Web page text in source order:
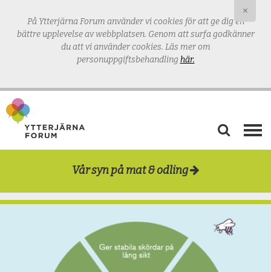
På Ytterjärna Forum använder vi cookies för att ge dig en
bättre upplevelse av webbplatsen. Genom att surfa godkänner
du att vi använder cookies. Läs mer om
personuppgiftsbehandlinghär.
×
VÅRD & OMSORG
TANKERUM
BLOGG & PODD
Vår syn på mat & odling